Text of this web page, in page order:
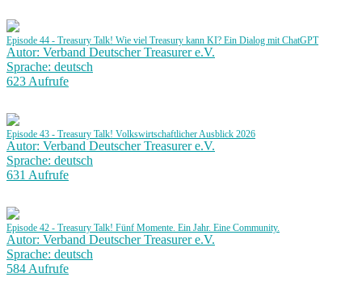
Episode 44 - Treasury Talk! Wie viel Treasury kann KI? Ein Dialog mit ChatGPT
Autor: Verband Deutscher Treasurer e.V.
Sprache: deutsch
623 Aufrufe
Episode 43 - Treasury Talk! Volkswirtschaftlicher Ausblick 2026
Autor: Verband Deutscher Treasurer e.V.
Sprache: deutsch
631 Aufrufe
Episode 42 - Treasury Talk! Fünf Momente. Ein Jahr. Eine Community.
Autor: Verband Deutscher Treasurer e.V.
Sprache: deutsch
584 Aufrufe